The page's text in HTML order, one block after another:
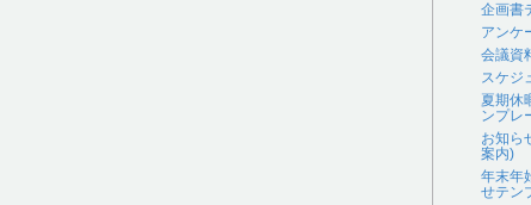
企画書
アンケ
会議資
スケジ
夏期休
ンプレ
お知ら
案内)
年末年
せテン